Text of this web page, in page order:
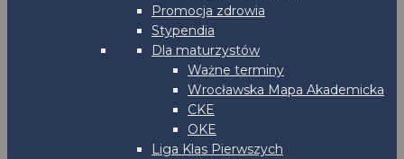
Promocja zdrowia
Stypendia
Dla maturzystów
Ważne terminy
Wrocławska Mapa Akademicka
CKE
OKE
Liga Klas Pierwszych